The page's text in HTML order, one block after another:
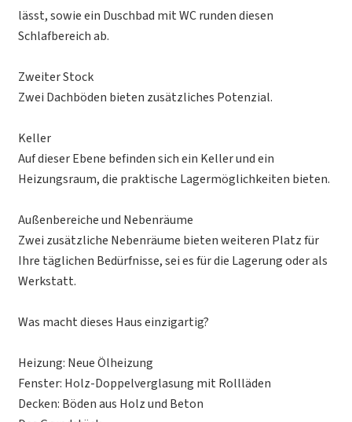
lässt, sowie ein Duschbad mit WC runden diesen
Schlafbereich ab.
Zweiter Stock
Zwei Dachböden bieten zusätzliches Potenzial.
Keller
Auf dieser Ebene befinden sich ein Keller und ein
Heizungsraum, die praktische Lagermöglichkeiten bieten.
Außenbereiche und Nebenräume
Zwei zusätzliche Nebenräume bieten weiteren Platz für
Ihre täglichen Bedürfnisse, sei es für die Lagerung oder als
Werkstatt.
Was macht dieses Haus einzigartig?
Heizung: Neue Ölheizung
Fenster: Holz-Doppelverglasung mit Rollläden
Decken: Böden aus Holz und Beton